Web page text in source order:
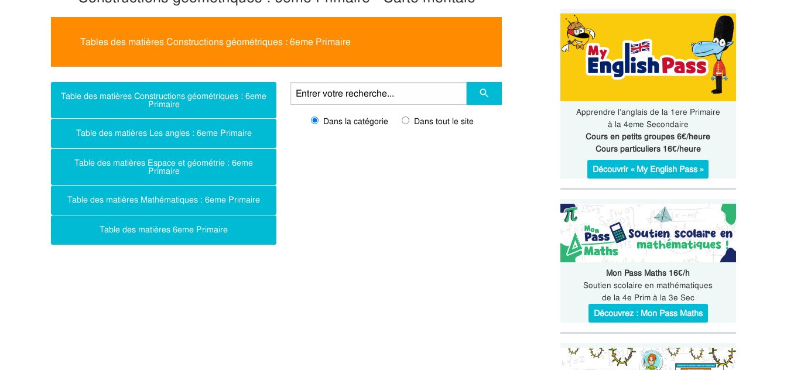
Tables des matières Constructions géométriques : 6eme Primaire
Table des matières Constructions géométriques : 6eme
Primaire
Table des matières Les angles : 6eme Primaire
Table des matières Espace et géométrie : 6eme
Primaire
Table des matières Mathématiques : 6eme Primaire
Table des matières 6eme Primaire
Dans la catégorie Dans tout le site
Apprendre l’anglais de la 1ere Primaire
à la 4eme Secondaire
Cours en petits groupes 6€/heure
Cours particuliers 16€/heure
Découvrir « My English Pass »
Mon Pass Maths 16€/h
Soutien scolaire en mathématiques
de la 4e Prim à la 3e Sec
Découvrez : Mon Pass Maths